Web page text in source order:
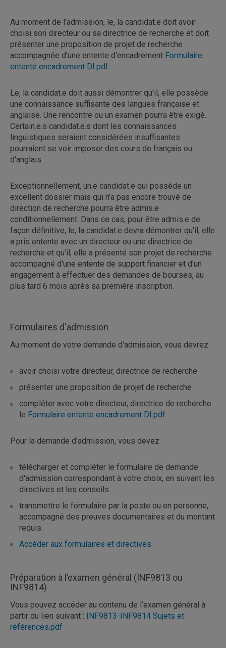
Au moment de l'admission, le, la candidat.e doit avoir
choisi son directeur ou sa directrice de recherche et doit
présenter une proposition de projet de recherche
accompagnée d'une entente d'encadrement Formulaire
entente encadrement DI.pdf.
Le, la candidat.e doit aussi démontrer qu'il, elle possède
une connaissance suffisante des langues française et
anglaise. Une rencontre ou un examen pourra être exigé.
Certain.e.s candidat.e.s dont les connaissances
linguistiques seraient considérées insuffisantes
pourraient se voir imposer des cours de français ou
d'anglais.
Exceptionnellement, un.e candidat.e qui possède un
excellent dossier mais qui n'a pas encore trouvé de
direction de recherche pourra être admis.e
conditionnellement. Dans ce cas, pour être admis.e de
façon définitive, le, la candidat.e devra démontrer qu'il, elle
a pris entente avec un directeur ou une directrice de
recherche et qu'il, elle a présenté son projet de recherche
accompagné d'une entente de support financier et d'un
engagement à effectuer des demandes de bourses, au
plus tard 6 mois après sa première inscription.
Formulaires d'admission
Au moment de votre demande d'admission, vous devrez :
avoir choisi votre directeur, directrice de recherche
présenter une proposition de projet de recherche
compléter avec votre directeur, directrice de recherche
le Formulaire entente encadrement DI.pdf
Pour la demande d'admission, vous devez :
télécharger et compléter le formulaire de demande
d'admission correspondant à votre choix, en suivant les
directives et les conseils.
transmettre le formulaire par la poste ou en personne,
accompagné des preuves documentaires et du montant
requis.
Accéder aux formulaires et directives
Préparation à l’examen général (INF9813 ou
INF9814)
Vous pouvez accéder au contenu de l’examen général à
partir du lien suivant : INF9813-INF9814 Sujets et
références.pdf